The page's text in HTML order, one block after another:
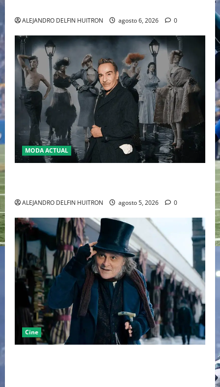
ALEJANDRO DELFIN HUITRON agosto 6, 2026 0
MODA ACTUAL
ALEJANDRO DELFIN HUITRON agosto 5, 2026 0
Cine